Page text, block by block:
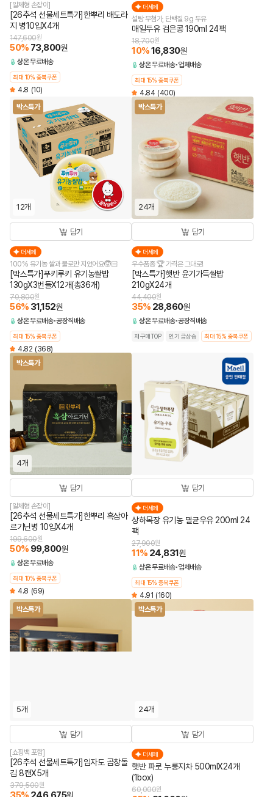
[일체형 손잡이]
[26추석 선물세트특가]한뿌리 배도라
지 병10입X4개
147,600원
50% 73,800원
상온무료배송
최대 10% 중복쿠폰
4.8 (10)
더세페
설탕 무첨가, 단백질 9g 두유
매일두유 검은콩 190ml 24팩
18,700원
10%16,830원
상온무료배송 업체배송
최대 15% 중복쿠폰
4.84 (400)
박스특가
12개
담기
더세페
100% 유기농 쌀과 물로만 지었어요🧒🏻
[박스특가]푸키루키 유기농쌀밥
130gX3번들X12개(총36개)
70,800원
56% 31,152원
상온무료배송 공장직배송
최대 15% 중복쿠폰
4.82 (368)
박스특가
24개
담기
더세페
우수품종 🏆 가격은 그대로!
[박스특가]햇반 윤기가득쌀밥
210gX24개
44,400원
35% 28,860원
상온무료배송 공장직배송
재구매TOP 인기 급상승 최대 15% 중복쿠폰
박스특가
4개
담기
[일체형 손잡이]
[26추석 선물세트특가]한뿌리 흑삼아
르기닌병 10입X4개
199,600원
50% 99,800원
상온무료배송
최대 10% 중복쿠폰
4.8 (69)
담기
더세페
상하목장 유기농 멸균우유 200ml 24
팩
27,900원
11% 24,831원
상온무료배송 업체배송
최대 15% 중복쿠폰
4.91 (160)
박스특가
5개
담기
[쇼핑백 포함]
[26추석 선물세트특가]임자도 곱창돌
김 8캔X5개
379,500원
박스특가
24개
담기
더세페
햇반 파로 누룽지차 500mlX24개
(1box)
60,000원